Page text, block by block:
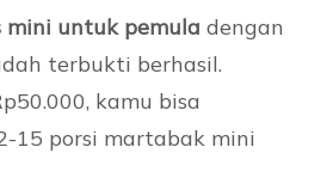
untuk pemula dengan
terbukti berhasil.
kamu bisa
15 porsi martabak mini